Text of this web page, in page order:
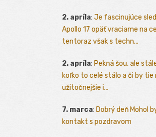
2. apríla: Je fascinujúce
Apollo 17 opäť vraciame na
tentoraz však s techn...
2. apríla: Pekná šou, ale
koľko to celé stálo a či by tie
užitočnejšie i...
7. marca: Dobrý deň Mohol
kontakt s pozdravom